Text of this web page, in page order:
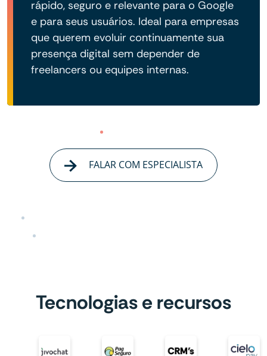
rápido, seguro e relevante para o Google
e para seus usuários. Ideal para empresas
que querem evoluir continuamente sua
presença digital sem depender de
freelancers ou equipes internas.
FALAR COM ESPECIALISTA
Tecnologias e recursos